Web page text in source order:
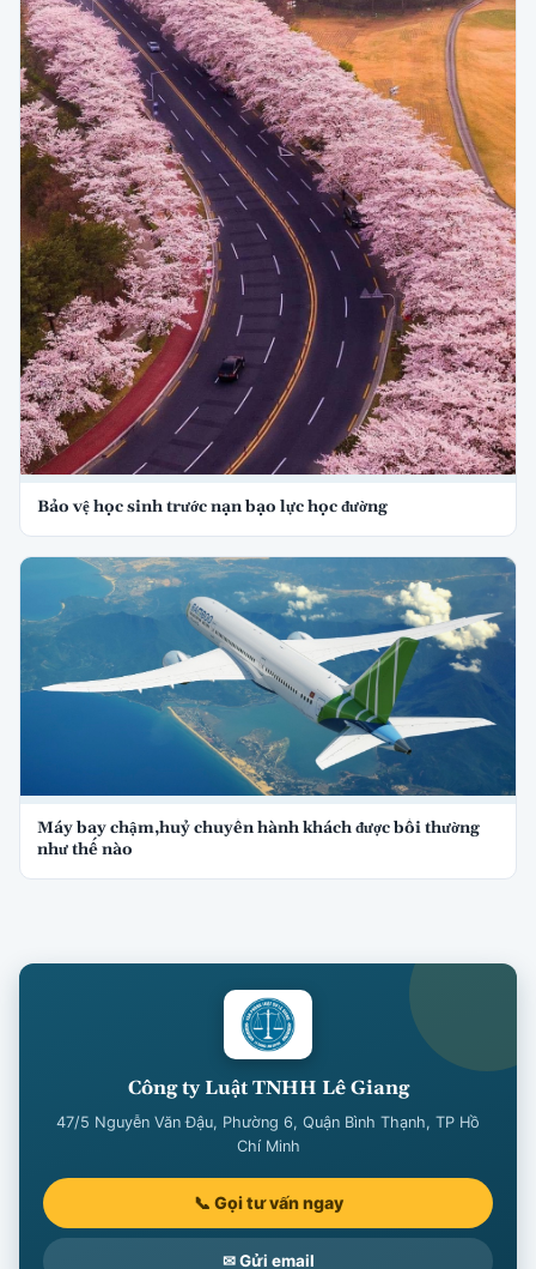
Bảo vệ học sinh trước nạn bạo lực học đường
Máy bay chậm,huỷ chuyến hành khách được bồi thường
như thế nào
Công ty Luật TNHH Lê Giang
47/5 Nguyễn Văn Đậu, Phường 6, Quận Bình Thạnh, TP Hồ
Chí Minh
📞 Gọi tư vấn ngay
✉ Gửi email